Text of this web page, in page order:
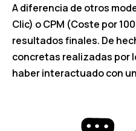
A diferencia de otros
Clic) o CPM (Coste por
resultados finales. De
concretas realizadas por
haber interactuado con